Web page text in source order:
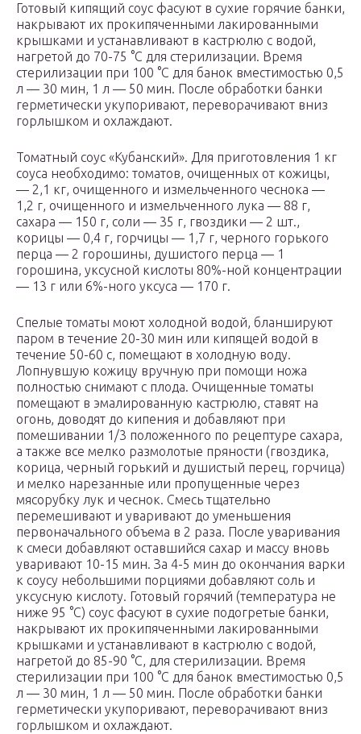
Готовый кипящий соус фасуют в сухие горячие банки,
накрывают их прокипяченными лакированными
крышками и устанавливают в кастрюлю с водой,
нагретой до 70-75 °С для стерилизации. Время
стерилизации при 100 °С для банок вместимостью 0,5
л — 30 мин, 1 л — 50 мин. После обработки банки
герметически укупоривают, переворачивают вниз
горлышком и охлаждают.
Томатный соус «Кубанский». Для приготовления 1 кг
соуса необходимо: томатов, очищенных от кожицы,
— 2,1 кг, очищенного и измельченного чеснока —
1,2 г, очищенного и измельченного лука — 88 г,
сахара — 150 г, соли — 35 г, гвоздики — 2 шт.,
корицы — 0,4 г, горчицы — 1,7 г, черного горького
перца — 2 горошины, душистого перца — 1
горошина, уксусной кислоты 80%-ной концентрации
— 13 г или 6%-ного уксуса — 170 г.
Спелые томаты моют холодной водой, бланшируют
паром в течение 20-30 мин или кипящей водой в
течение 50-60 с, помещают в холодную воду.
Лопнувшую кожицу вручную при помощи ножа
полностью снимают с плода. Очищенные томаты
помещают в эмалированную кастрюлю, ставят на
огонь, доводят до кипения и добавляют при
помешивании 1/3 положенного по рецептуре сахара,
а также все мелко размолотые пряности (гвоздика,
корица, черный горький и душистый перец, горчица)
и мелко нарезанные или пропущенные через
мясорубку лук и чеснок. Смесь тщательно
перемешивают и уваривают до уменьшения
первоначального объема в 2 раза. После уваривания
к смеси добавляют оставшийся сахар и массу вновь
уваривают 10-15 мин. За 4-5 мин до окончания варки
к соусу небольшими порциями добавляют соль и
уксусную кислоту. Готовый горячий (температура не
ниже 95 °С) соус фасуют в сухие подогретые банки,
накрывают их прокипяченными лакированными
крышками и устанавливают в кастрюлю с водой,
нагретой до 85-90 °С, для стерилизации. Время
стерилизации при 100 °С для банок вместимостью 0,5
л — 30 мин, 1 л — 50 мин. После обработки банки
герметически укупоривают, переворачивают вниз
горлышком и охлаждают.